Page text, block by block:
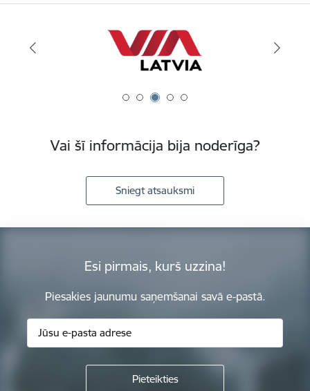
Vai šī informācija bija noderīga?
Sniegt atsauksmi
Esi pirmais, kurš uzzina!
Piesakies jaunumu saņemšanai savā e-pastā.